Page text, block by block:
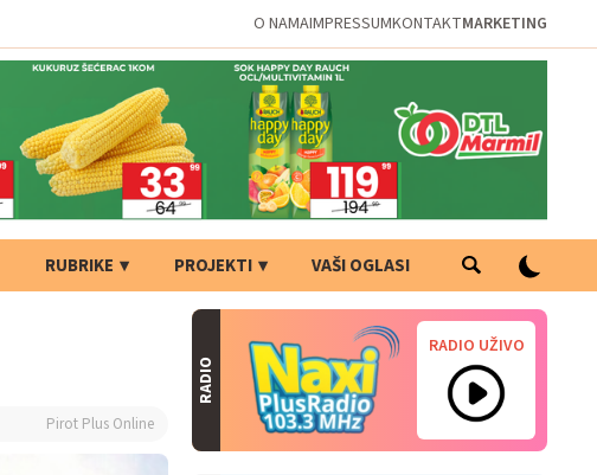
O NAMAIMPRESSUMKONTAKTMARKETING
RUBRIKE PROJEKTI VAŠI OGLASI
Pirot Plus Online
RADIO
RADIO UŽIVO